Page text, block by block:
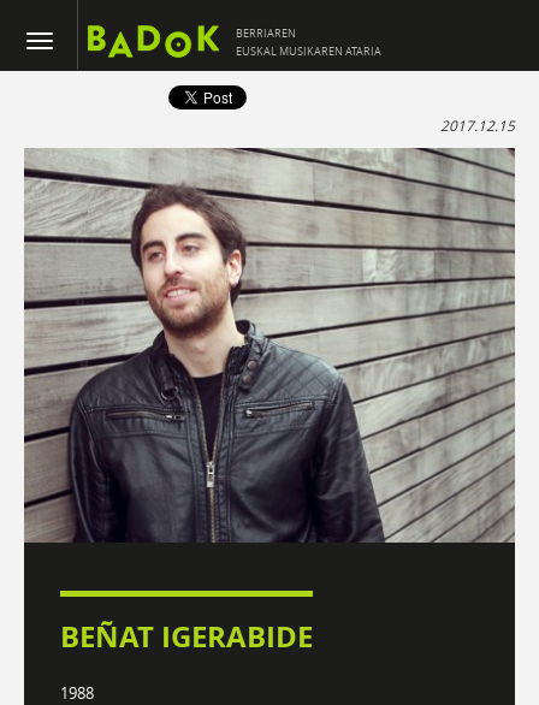
BERRIAREN
EUSKAL MUSIKAREN ATARIA
2017.12.15
BEÑAT IGERABIDE
1988